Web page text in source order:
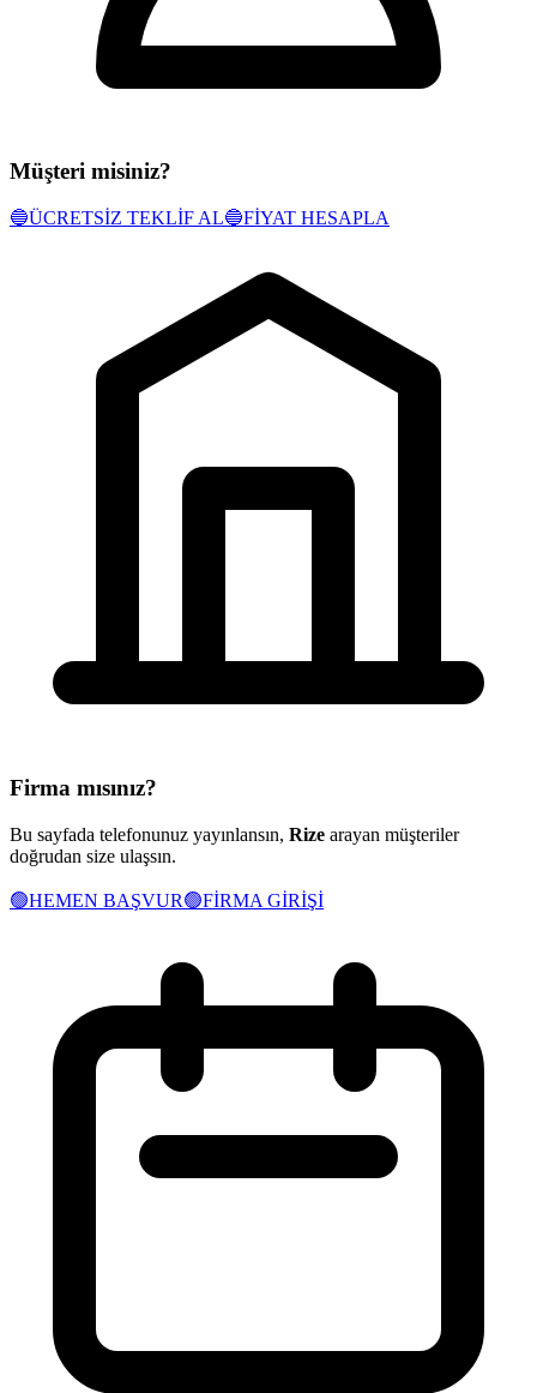
Müşteri misiniz?
🔵ÜCRETSİZ TEKLİF AL🔵FİYAT HESAPLA
Firma mısınız?
Bu sayfada telefonunuz yayınlansın, Rize arayan müşteriler
doğrudan size ulaşsın.
🟢HEMEN BAŞVUR🟢FİRMA GİRİŞİ